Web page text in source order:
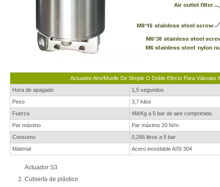
Actuador Aire/Muelle De Simple O Doble Efecto Para
Hora de apagado
1,5 segundos
Peso
3,7 kilos
Fuerza
4M/Kg a 5 bar de aire comprimido.
Par máximo
Par máximo 20 N/m
Consumo
0,266 litros a 5 bar
Material
Acero inoxidable AISI 304
Actuador S3
Cubierta de plástico